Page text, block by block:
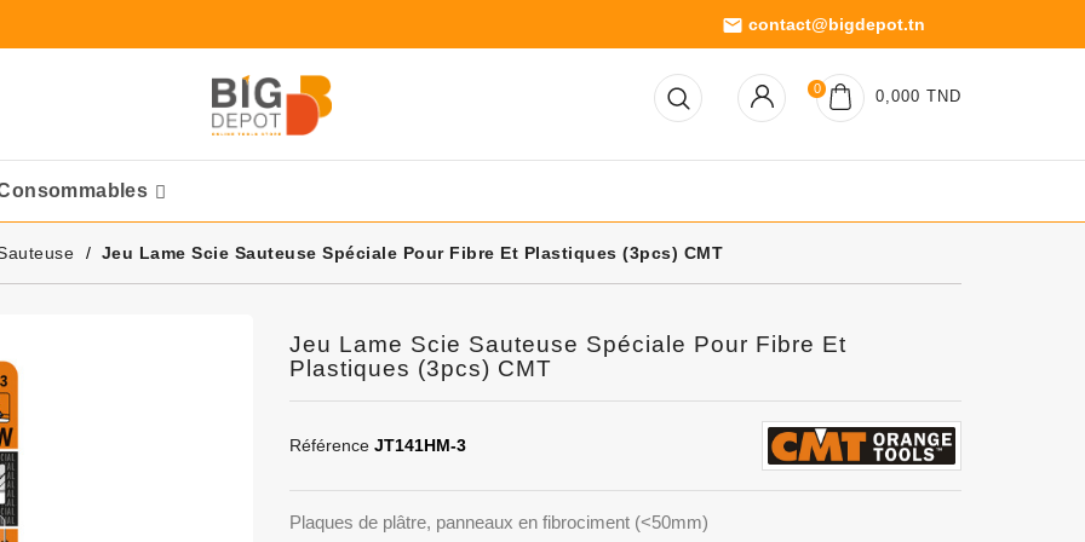
email contact@bigdepot.tn
0 0,000 TND
Jeu Lame Scie Sauteuse Spéciale Pour Fibre Et Plastiques (3pcs) CMT
Jeu Lame Scie Sauteuse Spéciale Pour Fibre Et
Plastiques (3pcs) CMT
Référence JT141HM-3
Plaques de plâtre, panneaux en fibrociment (<50mm)